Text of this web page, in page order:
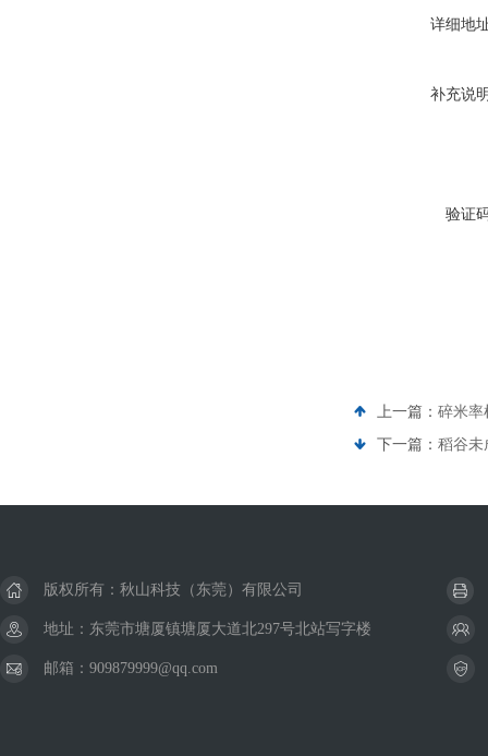
详细地
补充说
验证
上一篇： 碎米率
下一篇： 稻谷未
版权所有：秋山科技（东莞）有限公司
地址：东莞市塘厦镇塘厦大道北297号北站写字楼
邮箱：909879999@qq.com